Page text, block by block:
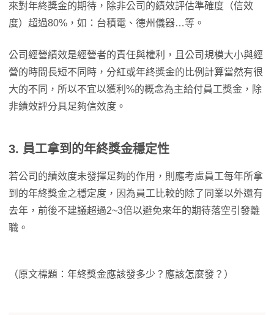
來對年終獎金的期待，除非公司的績效評估準確度（信效
度）超過80%，如：台積電、德州儀器…等。
公司經營績效是經營者的責任與權利，且公司規模大小與經
營的時間長短不同時，分紅或年終獎金的比例計算當然有很
大的不同，所以不宜以獲利%的概念為主給付員工獎金，除
非績效評分具足夠信效度。
3. 員工拿到的年終獎金穩定性
若公司的績效度未發揮足夠的作用，則應考慮員工每年所拿
到的年終獎金之穩定度，因為員工比較的除了同業以外還有
去年，前後不建議超過2~3倍以避免來年的期待落空引發離
職。
（原文標題：年終獎金應該發多少？應該怎麼發？）